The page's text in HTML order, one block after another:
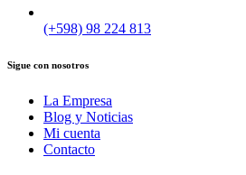
(+598) 98 224 813
Sigue con nosotros
La Empresa
Blog y Noticias
Mi cuenta
Contacto